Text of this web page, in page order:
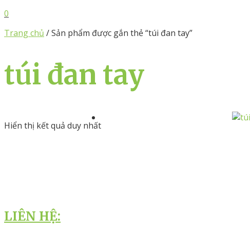
0
Trang chủ / Sản phẩm được gắn thẻ “túi đan tay”
túi đan tay
Hiển thị kết quả duy nhất
LIÊN HỆ: